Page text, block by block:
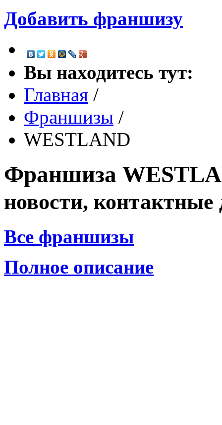
Добавить франшизу
Вы находитесь тут:
Главная /
Франшизы /
WESTLAND
Франшиза
новости,
Все франшизы
Полное описание